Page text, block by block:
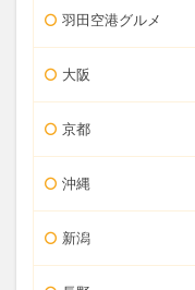
羽田空港グルメ
大阪
京都
沖縄
新潟